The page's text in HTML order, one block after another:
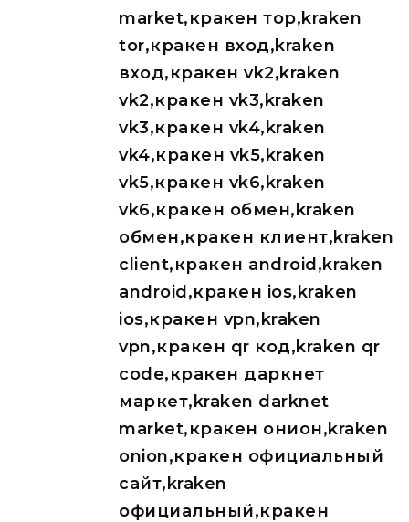
market,кракен тор,kraken
tor,кракен вход,kraken
вход,кракен vk2,kraken
vk2,кракен vk3,kraken
vk3,кракен vk4,kraken
vk4,кракен vk5,kraken
vk5,кракен vk6,kraken
vk6,кракен обмен,kraken
обмен,кракен клиент,kraken
client,кракен android,kraken
android,кракен ios,kraken
ios,кракен vpn,kraken
vpn,кракен qr код,kraken qr
code,кракен даркнет
маркет,kraken darknet
market,кракен онион,kraken
onion,кракен официальный
сайт,kraken
официальный,кракен